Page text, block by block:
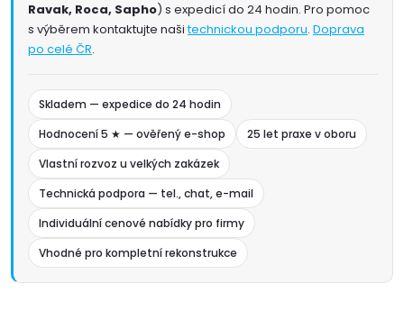
Ravak, Roca, Sapho) s expedicí do 24 hodin. Pro pomoc
s výběrem kontaktujte našitechnickou podporu. Doprava
po celé ČR.
Skladem — expedice do 24 hodin
Hodnocení 5 ★ — ověřený e-shop
25 let praxe v oboru
Vlastní rozvoz u velkých zakázek
Technická podpora — tel., chat, e-mail
Individuální cenové nabídky pro firmy
Vhodné pro kompletní rekonstrukce